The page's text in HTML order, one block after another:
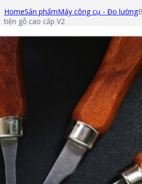
HomeSản phẩmMáy công cụ - Đo lường
tiện gỗ cao cấp V2